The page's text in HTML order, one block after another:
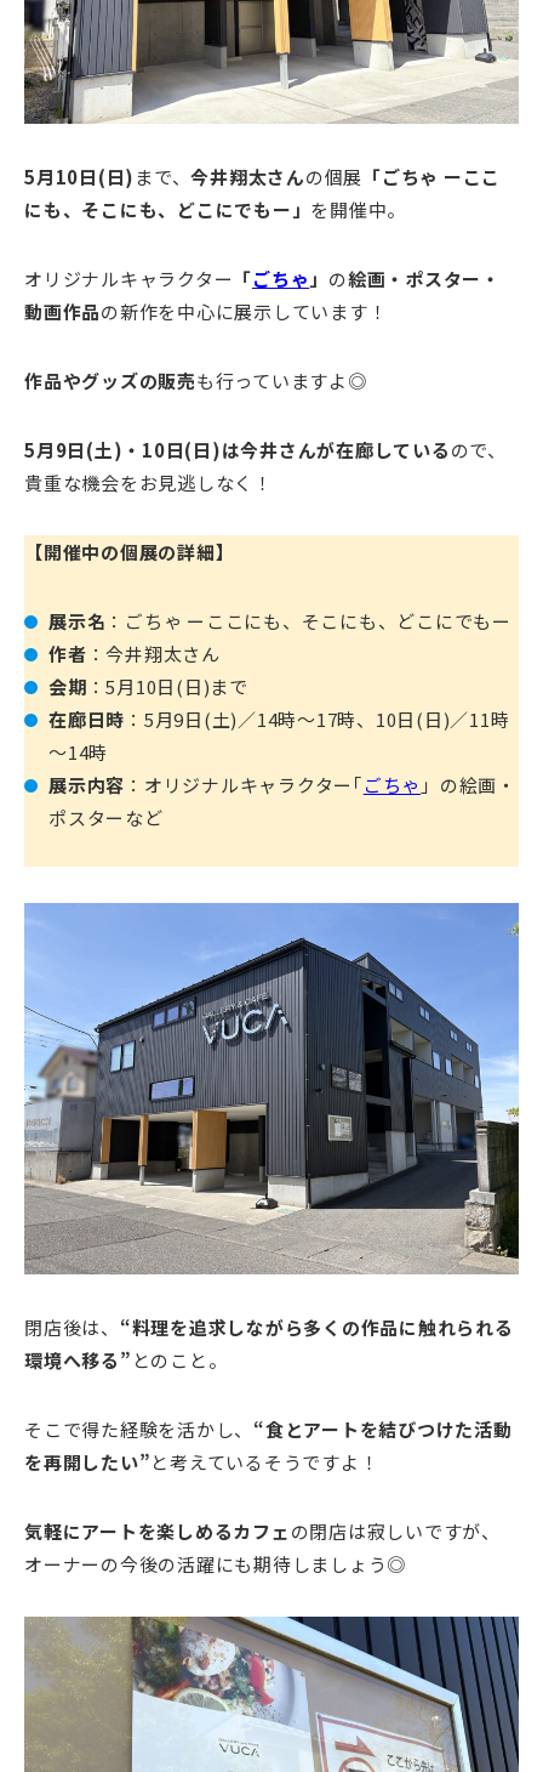
5月10日(日) まで、今井翔太さんの個展 「ごちゃ ーここ
にも、そこにも、どこにでもー」 を開催中。
オリジナルキャラクター 「ごちゃ 」 の絵画・ポスター・
動画作品の新作を中心に展示しています！
作品やグッズの販売も行っていますよ◎
5月9日(土)・10日(日)は今井さんが在廊しているので、
貴重な機会をお見逃しなく！
【開催中の個展の詳細】
展示名 ：ごちゃ ーここにも、そこにも、どこにでもー
作者 ：今井翔太さん
会期 ：5月10日(日)まで
在廊日時 ：5月9日(土)／14時～17時、10日(日)／11時
～14時
展示内容 ：オリジナルキャラクター｢ごちゃ 」の絵画・
ポスターなど
閉店後は、 “料理を追求しながら多くの作品に触れられる
環境へ移る” とのこと。
そこで得た経験を活かし、 “食とアートを結びつけた活動
を再開したい”と考えているそうですよ！
気軽にアートを楽しめるカフェ の閉店は寂しいですが、
オーナーの今後の活躍にも期待しましょう◎